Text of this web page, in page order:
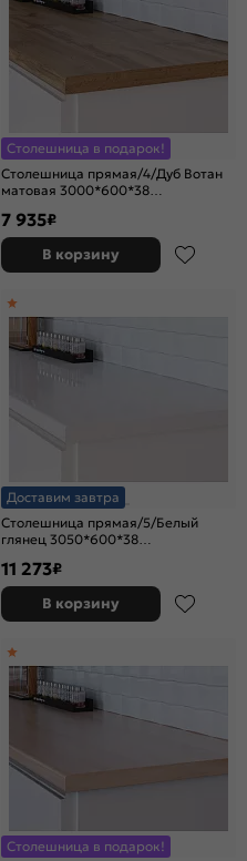
Столешница в подарок!
Столешница прямая/4/Дуб Вотан
матовая 3000*600*38
7 935₽
В корзину
Доставим завтра
Столешница прямая/5/Белый
глянец 3050*600*38
11 273₽
В корзину
Столешница в подарок!